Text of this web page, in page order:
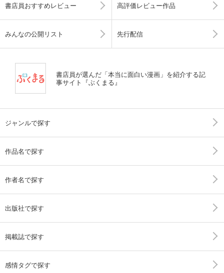
書店員おすすめレビュー 高評価レビュー作品
みんなの公開リスト 先行配信
書店員が選んだ「本当に面白い漫画」を紹介する記
事サイト『ぶくまる』
ジャンルで探す
作品名で探す
作者名で探す
出版社で探す
掲載誌で探す
感情タグで探す